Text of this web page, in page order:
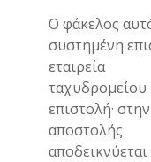
Ο φάκελος
συστημένη
εταιρεία
ταχυδρομείου
επιστολή·
αποστολής